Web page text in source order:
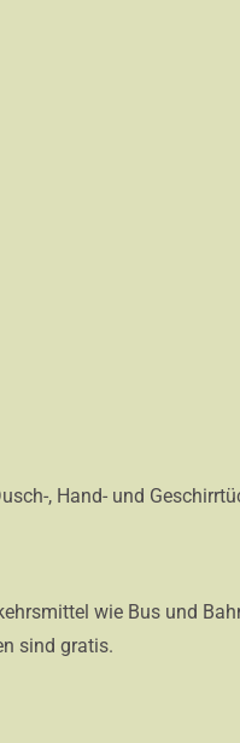
, Hand- und
wie Bus und
sind gratis.